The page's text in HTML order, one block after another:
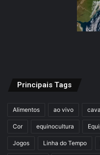
Principais Tags
Alimentos ao vivo
Cor equinocultura
Jogos Linha do Tempo